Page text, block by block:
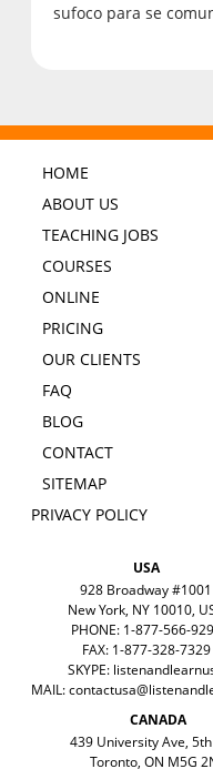
sufoco para se
HOME
ABOUT US
TEACHING JOBS
COURSES
ONLINE
PRICING
OUR CLIENTS
FAQ
BLOG
CONTACT
SITEMAP
PRIVACY POLICY
USA
928 Broadway #1001
New York, NY 10010,
PHONE: 1-877-566-
FAX: 1-877-328-7329
SKYPE:
MAIL:
CANADA
439 University Ave,
Toronto, ON M5G